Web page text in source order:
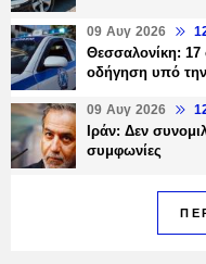
09 Αυγ 2026
Θεσσαλονίκη: 17
οδήγηση υπό
09 Αυγ 2026
Ιράν: Δεν
συμφωνίες